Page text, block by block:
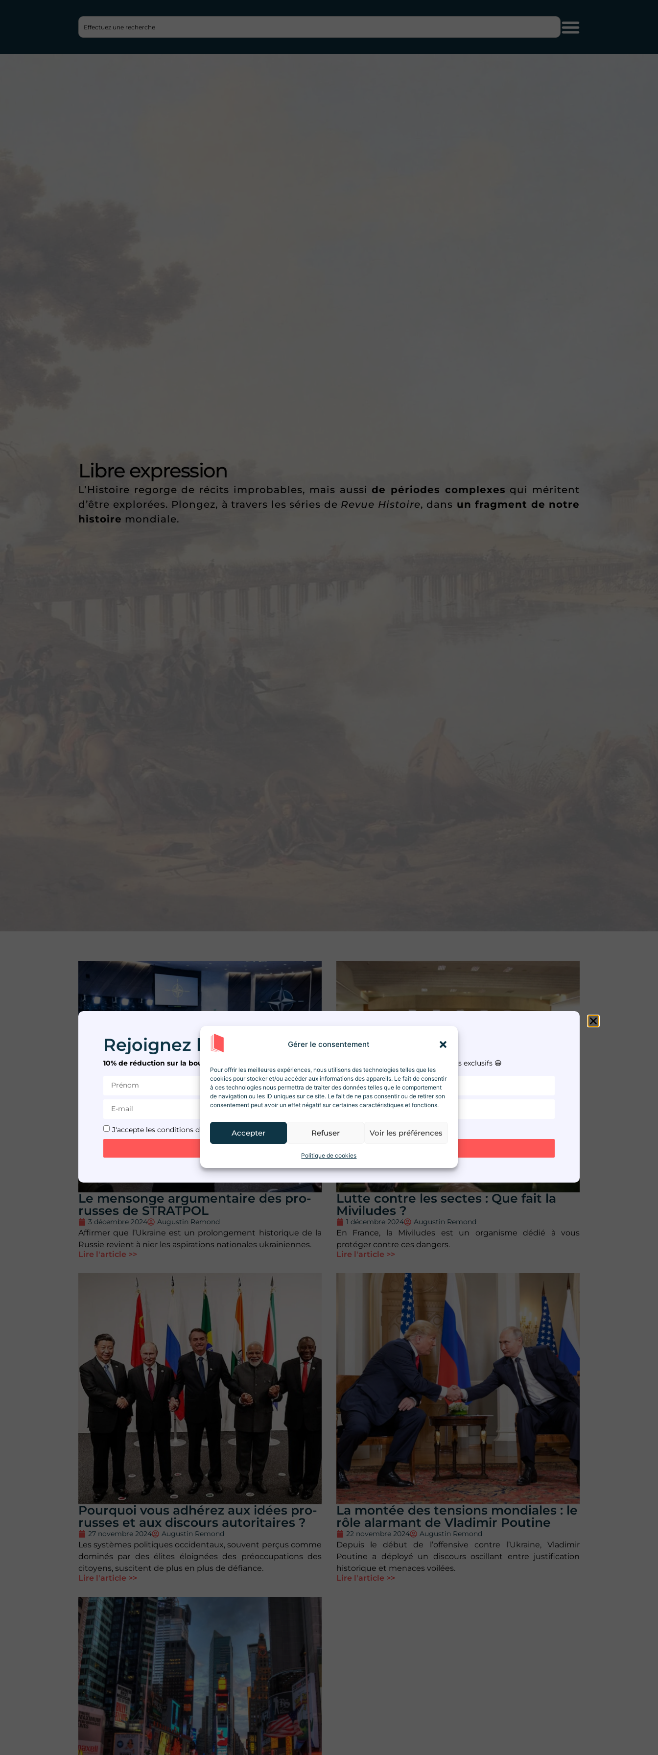
Gérer le consentement
Pour offrir les meilleures expériences, nous utilisons des technologies telles que les
cookies pour stocker et/ou accéder aux informations des appareils. Le fait de consentir
à ces technologies nous permettra de traiter des données telles que le comportement
de navigation ou les ID uniques sur ce site. Le fait de ne pas consentir ou de retirer son
consentement peut avoir un effet négatif sur certaines caractéristiques et fonctions.
Accepter Refuser Voir les préférences
Politique de cookies
Libre expression
L’Histoire regorge de récits improbables, mais ausside périodes complexes qui méritent
d’être explorées. Plongez, à travers les séries de Revue Histoire, dans un fragment de notre
histoire mondiale.
Le mensonge argumentaire des pro-
russes de STRATPOL
3 décembre 2024 Augustin Remond
Affirmer que l’Ukraine est un prolongement historique de la
Russie revient à nier les aspirations nationales ukrainiennes.
Lire l'article >>
Lutte contre les sectes : Que fait la
Miviludes ?
1 décembre 2024 Augustin Remond
En France, la Miviludes est un organisme dédié à vous
protéger contre ces dangers.
Lire l'article >>
Pourquoi vous adhérez aux idées pro-
russes et aux discours autoritaires ?
27 novembre 2024 Augustin Remond
Les systèmes politiques occidentaux, souvent perçus comme
dominés par des élites éloignées des préoccupations des
citoyens, suscitent de plus en plus de défiance.
Lire l'article >>
La montée des tensions mondiales : le
rôle alarmant de Vladimir Poutine
22 novembre 2024 Augustin Remond
Depuis le début de l’offensive contre l’Ukraine, Vladimir
Poutine a déployé un discours oscillant entre justification
historique et menaces voilées.
Lire l'article >>
Rejoignez la Newsletter Revue Histoire !
10% de réduction sur la boutique lors de votre inscription ! Des articles, des ressources et des contenus exclusifs 😃
J'accepte les conditions d'utilisations.